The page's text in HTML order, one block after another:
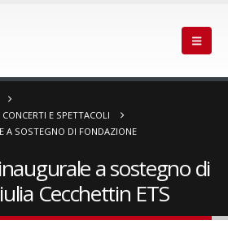
CONCERTI E SPETTACOLI
A SOSTEGNO DI FONDAZIONE
a sostegno di
Cecchettin ETS